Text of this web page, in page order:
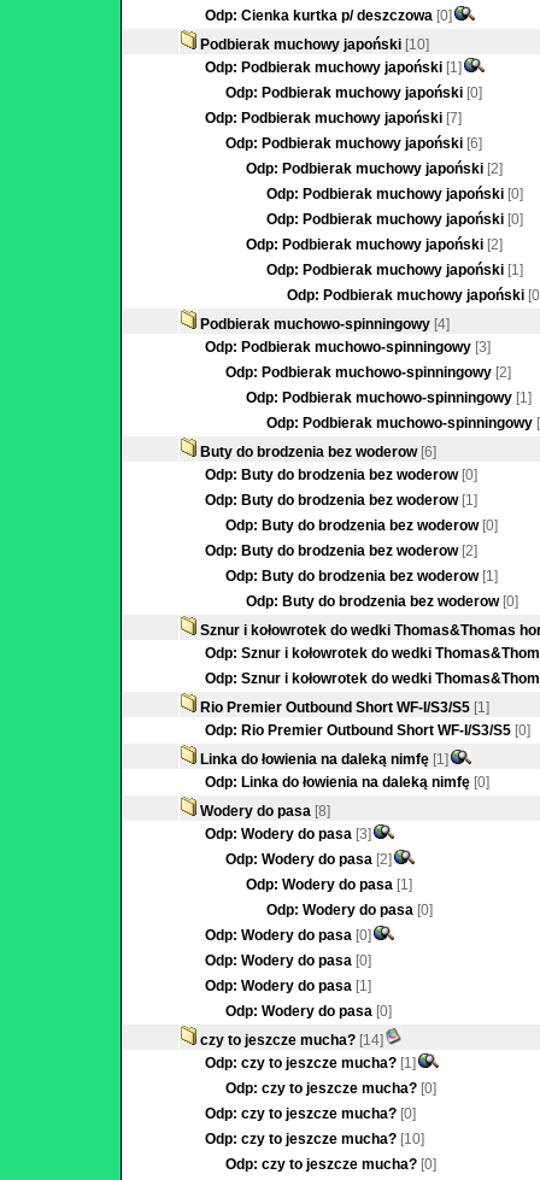
Odp: Cienka kurtka p/ deszczowa [0]
Podbierak muchowy japoński [10]
Odp: Podbierak muchowy japoński [1]
Odp: Podbierak muchowy japoński [0]
Odp: Podbierak muchowy japoński [7]
Odp: Podbierak muchowy japoński [6]
Odp: Podbierak muchowy japoński [2]
Odp: Podbierak muchowy japoński [0]
Odp: Podbierak muchowy japoński [0]
Odp: Podbierak muchowy japoński [2]
Odp: Podbierak muchowy japoński [1]
Odp: Podbierak muchowy japoński
Podbierak muchowo-spinningowy [4]
Odp: Podbierak muchowo-spinningowy [3]
Odp: Podbierak muchowo-spinningowy [2]
Odp: Podbierak muchowo-spinningowy [1]
Odp: Podbierak muchowo-spinningowy
Buty do brodzenia bez woderow [6]
Odp: Buty do brodzenia bez woderow [0]
Odp: Buty do brodzenia bez woderow [1]
Odp: Buty do brodzenia bez woderow [0]
Odp: Buty do brodzenia bez woderow [2]
Odp: Buty do brodzenia bez woderow [1]
Odp: Buty do brodzenia bez woderow [0]
Sznur i kołowrotek do wedki Thomas&Thomas
Odp: Sznur i kołowrotek do wedki
Odp: Sznur i kołowrotek do wedki
Rio Premier Outbound Short WF-I/S3/S5 [1]
Odp: Rio Premier Outbound Short WF-I/S3/S5 [0]
Linka do łowienia na daleką nimfę [1]
Odp: Linka do łowienia na daleką nimfę [0]
Wodery do pasa [8]
Odp: Wodery do pasa [3]
Odp: Wodery do pasa [2]
Odp: Wodery do pasa [1]
Odp: Wodery do pasa [0]
Odp: Wodery do pasa [0]
Odp: Wodery do pasa [0]
Odp: Wodery do pasa [1]
Odp: Wodery do pasa [0]
czy to jeszcze mucha? [14]
Odp: czy to jeszcze mucha? [1]
Odp: czy to jeszcze mucha? [0]
Odp: czy to jeszcze mucha? [0]
Odp: czy to jeszcze mucha? [10]
Odp: czy to jeszcze mucha? [0]